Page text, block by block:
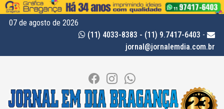
07 de agosto de 2026
(11) 4033-8383 - (11) 9.7417-6403 -
jornal@jornalemdia.com.br